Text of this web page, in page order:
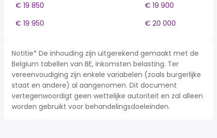
€ 19 850
€ 19 900
€ 19 950
€ 20 000
Notitie* De inhouding zijn uitgerekend gemaakt met de
Belgium tabellen van BE, inkomsten belasting. Ter
vereenvoudiging zijn enkele variabelen (zoals burgerlijke
staat en andere) al aangenomen. Dit document
vertegenwoordigt geen wettelijke autoriteit en zal alleen
worden gebruikt voor behandelingsdoeleinden.